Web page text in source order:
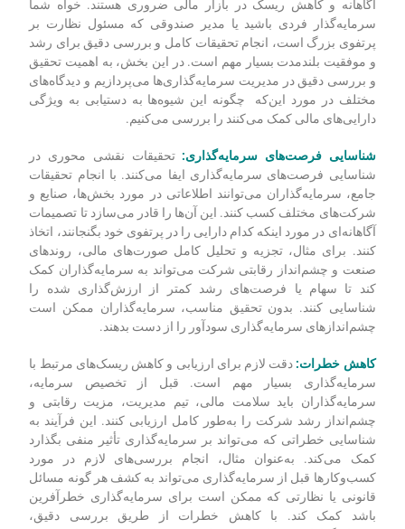
نقش تحقیق و جستجو در مدیریت
سرمایه‌گذاری
وقتی صحبت از مدیریت سرمایه‌گذاری می‌شود، نمی‌توان اهمیت
تحقیق در مورد سرمایه‌گذاری را نادیده گرفت. این برای تصمیم‌گیری
سرمایه‌گذار فردی باشید یا مدیر صندوقی که مسئول نظارت بر
پرتفوی بزرگ است، انجام تحقیقات کامل و بررسی دقیق برای رشد
و موفقیت بلندمدت بسیار مهم است. در این بخش، به اهمیت تحقیق
و بررسی دقیق در مدیریت سرمایه‌گذاری‌ها می‌پردازیم و دیدگاه‌های
مختلف در مورد این‌که چگونه این شیوه‌ها به دستیابی به ویژگی
دارایی‌های مالی کمک می‌کنند را بررسی می‌کنیم.
شناسایی فرصت‌های سرمایه‌گذاری: تحقیقات نقشی محوری در
شناسایی فرصت‌های سرمایه‌گذاری ایفا می‌کنند. با انجام تحقیقات
جامع، سرمایه‌گذاران می‌توانند اطلاعاتی در مورد بخش‌ها، صنایع و
آگاهانه‌ای در مورد اینکه کدام دارایی را در پرتفوی خود بگنجانند، اتخاذ
کنند. برای مثال، تجزیه و تحلیل کامل صورت‌های مالی، روندهای
صنعت و چشم‌انداز رقابتی شرکت می‌تواند به سرمایه‌گذاران کمک
کند تا سهام یا فرصت‌های رشد کمتر از ارزش‌گذاری شده را
شناسایی کنند. بدون تحقیق مناسب، سرمایه‌گذاران ممکن است
چشم‌اندازهای سرمایه‌گذاری سودآور را از دست بدهند.
کاهش خطرات:دقت لازم برای ارزیابی و کاهش ریسک‌های مرتبط با
سرمایه‌گذاری بسیار مهم است. قبل از تخصیص سرمایه،